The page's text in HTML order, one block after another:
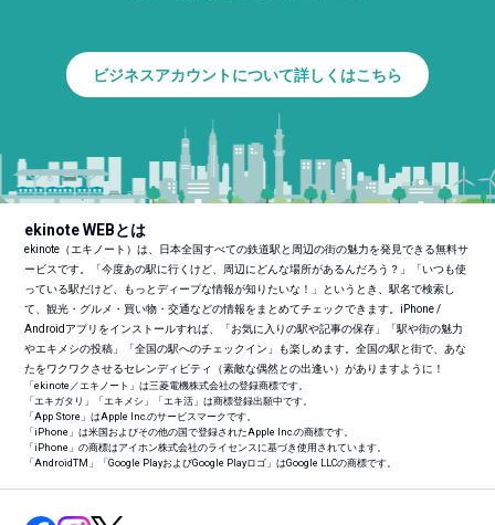
ビジネスアカウントについて詳しくはこちら
ekinote WEBとは
ekinote（エキノート）は、日本全国すべての鉄道駅と周辺の街の魅力を発見できる無料サ
ービスです。「今度あの駅に行くけど、周辺にどんな場所があるんだろう？」「いつも使
っている駅だけど、もっとディープな情報が知りたいな！」というとき、駅名で検索し
て、観光・グルメ・買い物・交通などの情報をまとめてチェックできます。iPhone /
Androidアプリをインストールすれば、「お気に入りの駅や記事の保存」「駅や街の魅力
やエキメシの投稿」「全国の駅へのチェックイン」も楽しめます。全国の駅と街で、あな
たをワクワクさせるセレンディピティ（素敵な偶然との出逢い）がありますように！
「ekinote／エキノート」は三菱電機株式会社の登録商標です。
「エキガタリ」「エキメシ」「エキ活」は商標登録出願中です。
「App Store」はApple Inc.のサービスマークです。
「iPhone」は米国およびその他の国で登録されたApple Inc.の商標です。
「iPhone」の商標はアイホン株式会社のライセンスに基づき使用されています。
「AndroidTM 」「Google PlayおよびGoogle Playロゴ」はGoogle LLCの商標です。